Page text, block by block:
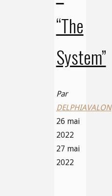
“The
System”
Par
DELPHIAVALON
26 mai
2022
27 mai
2022